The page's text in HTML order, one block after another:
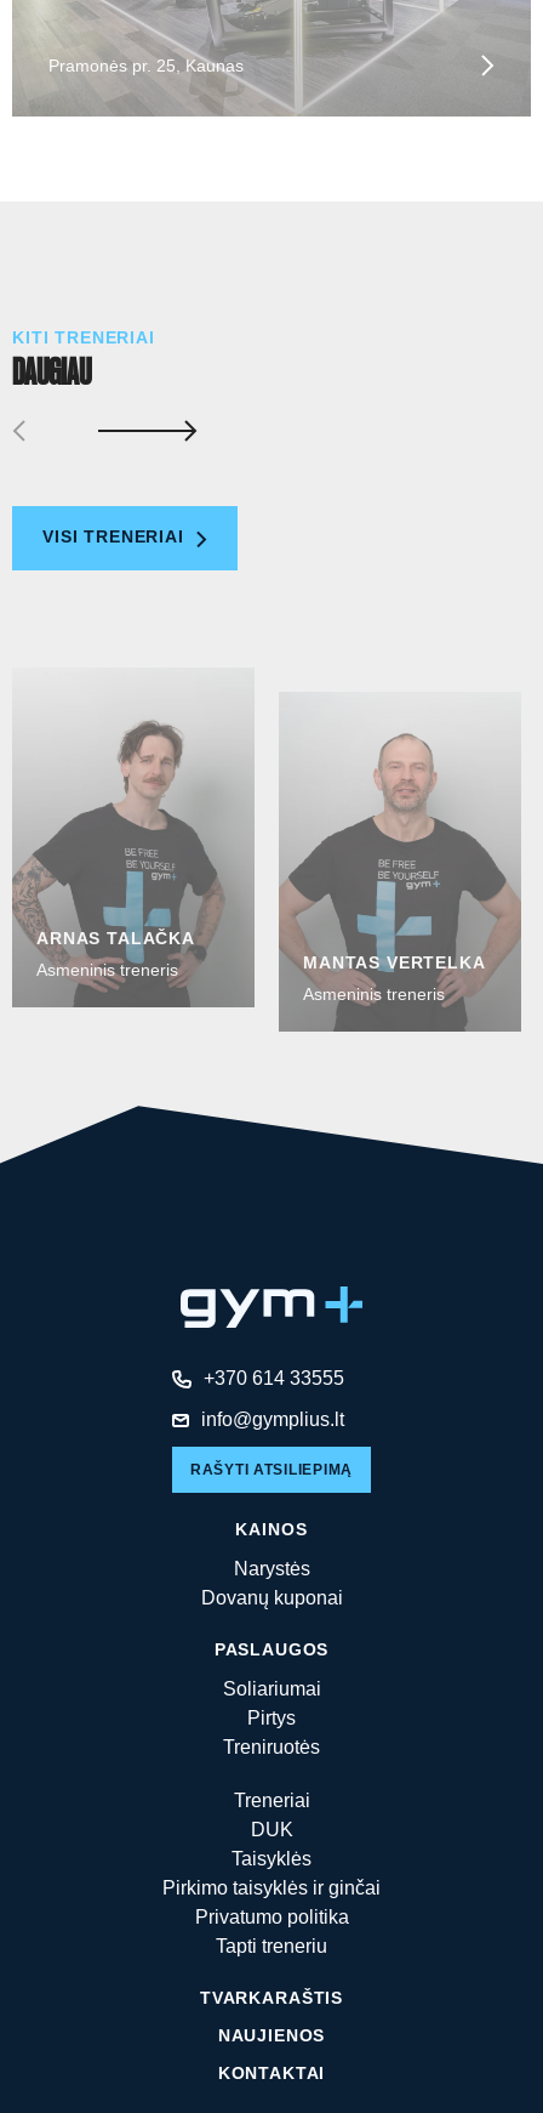
Pramonės pr. 25, Kaunas
KITI TRENERIAI
DAUGIAU
VISI TRENERIAI
ARNAS TALAČKA
Asmeninis treneris
MANTAS VERTELKA
Asmeninis treneris
+370 614 33555
info@gymplius.lt
RAŠYTI ATSILIEPIMĄ
KAINOS
Narystės
Dovanų kuponai
PASLAUGOS
Soliariumai
Pirtys
Treniruotės
Treneriai
DUK
Taisyklės
Pirkimo taisyklės ir ginčai
Privatumo politika
Tapti treneriu
TVARKARAŠTIS
NAUJIENOS
KONTAKTAI